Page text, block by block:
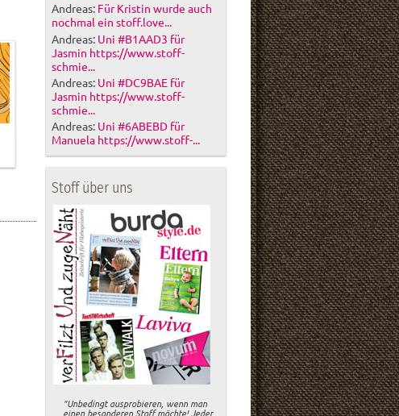
Andreas: Für Kristin wurde auch
nochmal ein stoff.love...
Andreas: Uni #B1AAD3 für
Jasmin https://www.stoff-
schmie...
Andreas: Uni #DC9BAE für
Jasmin https://www.stoff-
schmie...
Andreas: Uni #6ABEBD für
Manuela https://www.stoff-...
Stoff über uns
"Unbedingt ausprobieren, wenn man
einen besonderen Stoff möchte! Jeder